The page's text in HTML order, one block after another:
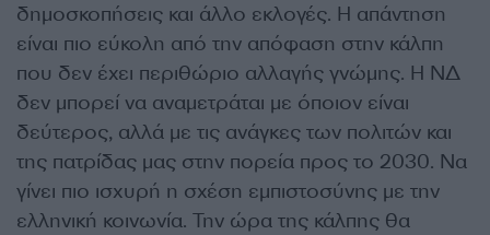
δημοσκοπήσεις και άλλο εκλογές. Η απάντηση
είναι πιο εύκολη από την απόφαση στην κάλπη
που δεν έχει περιθώριο αλλαγής γνώμης. Η ΝΔ
δεν μπορεί να αναμετράται με όποιον είναι
δεύτερος, αλλά με τις ανάγκες των πολιτών και
της πατρίδας μας στην πορεία προς το 2030. Να
γίνει πιο ισχυρή η σχέση εμπιστοσύνης με την
ελληνική κοινωνία. Την ώρα της κάλπης θα